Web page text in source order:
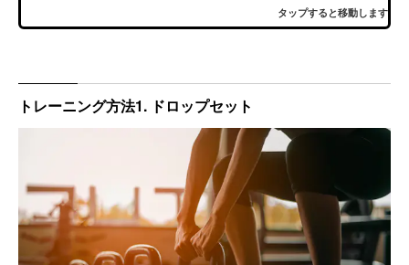
タップすると移動します
トレーニング方法1. ドロップセット